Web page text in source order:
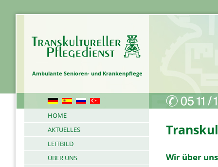
Ambulante Senioren- und Krankenpflege
HOME
AKTUELLES
LEITBILD
ÜBER UNS
Wir über uns